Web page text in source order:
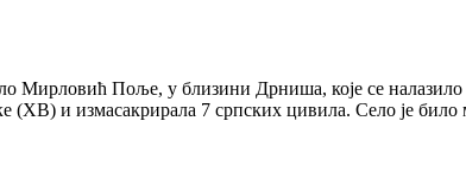
Мирловић Поље, у близини Дрниша, које се
(ХВ) и измасакрирала 7 српских цивила. Село је